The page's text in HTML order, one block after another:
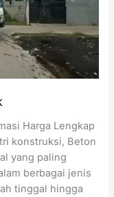
Harga Lengkap
konstruksi, Beton
yang paling
berbagai jenis
tinggal hingga